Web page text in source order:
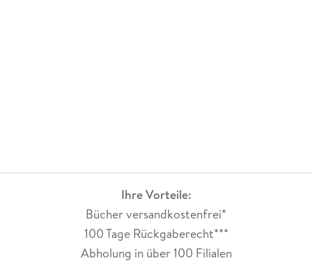
Ihre Vorteile:
Bücher versandkostenfrei*
100 Tage Rückgaberecht***
Abholung in über 100 Filialen